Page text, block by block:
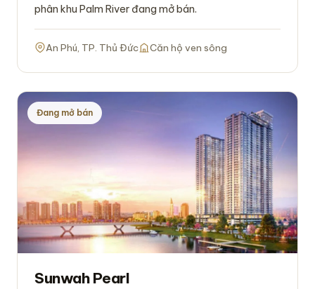
phân khu Palm River đang mở bán.
An Phú, TP. Thủ Đức Căn hộ ven sông
Đang mở bán
Sunwah Pearl